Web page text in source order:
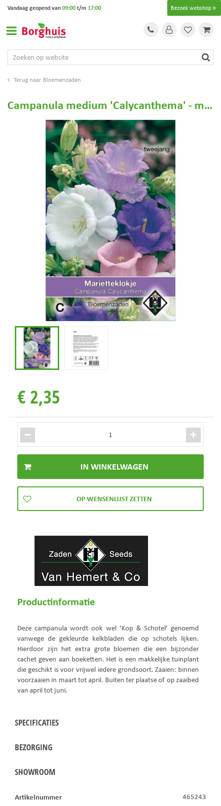
Bloemenzaden
Bezoek webshop
Vandaag geopend van09:00t/m 17:00
Campanula medium 'Calycanthema' - marietteklokje
€ 2,35
Productinformatie
Deze campanula wordt ook wel ‘Kop & Schotel’ genoemd
vanwege de gekleurde kelkbladen die op schotels lijken.
Hierdoor zijn het extra grote bloemen die een bijzonder
cachet geven aan boeketten. Het is een makkelijke tuinplant
die geschikt is voor vrijwel iedere grondsoort. Zaaien: binnen
voorzaaien in maart tot april. Buiten ter plaatse of op zaaibed
van april tot juni.
SPECIFICATIES
BEZORGING
SHOWROOM
Artikelnummer 465243